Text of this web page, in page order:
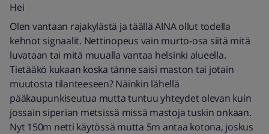
Hei
Olen vantaan rajakylästä ja täällä AINA ollut todella
kehnot signaalit. Nettinopeus vain murto-osa siitä mitä
luvataan tai mitä muualla vantaa helsinki alueella.
Tietääkö kukaan koska tänne saisi maston tai jotain
muutosta tilanteeseen? Näinkin lähellä
pääkaupunkiseutua mutta tuntuu yhteydet olevan kuin
jossain siperian metsissä missä mastoja tuskin onkaan.
Nyt 150m netti käytössä mutta 5m antaa kotona, joskus